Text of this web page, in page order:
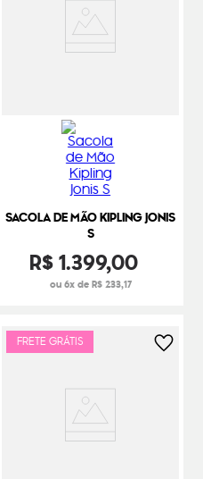
SACOLA DE MÃO KIPLING JONIS
S
R$1.399,00
ou 6x de R$ 233,17
FRETE GRÁTIS